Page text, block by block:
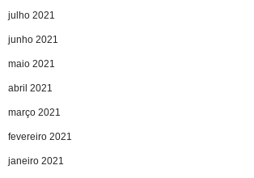
julho 2021
junho 2021
maio 2021
abril 2021
março 2021
fevereiro 2021
janeiro 2021